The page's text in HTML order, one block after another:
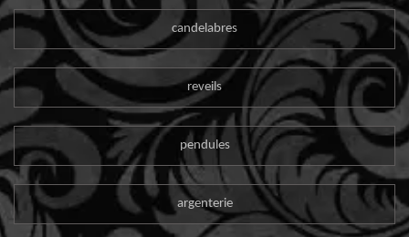
candelabres
reveils
pendules
argenterie